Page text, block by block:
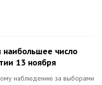
число
13 ноября
наблюдению за выборами